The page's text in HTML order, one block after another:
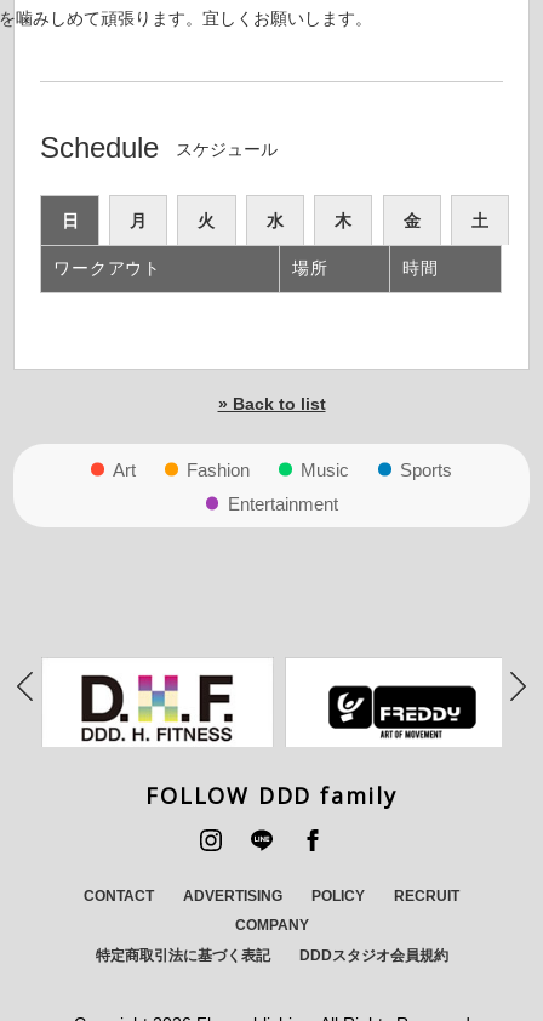
噛みしめて頑張ります。宜しくお願いします。
Schedule スケジュール
日 月 火 水 木 金 土
ワークアウト 場所 時間
» Back to list
Art Fashion Music
Sports
Entertainment
FOLLOW DDD family
CONTACT ADVERTISING POLICY
RECRUIT
COMPANY
特定商取引法に基づく表記
DDDスタジオ会員規約